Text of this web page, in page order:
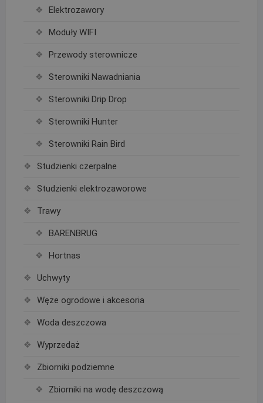
Elektrozawory
Moduły WIFI
Przewody sterownicze
Sterowniki Nawadniania
Sterowniki Drip Drop
Sterowniki Hunter
Sterowniki Rain Bird
Studzienki czerpalne
Studzienki elektrozaworowe
Trawy
BARENBRUG
Hortnas
Uchwyty
Węże ogrodowe i akcesoria
Woda deszczowa
Wyprzedaż
Zbiorniki podziemne
Zbiorniki na wodę deszczową